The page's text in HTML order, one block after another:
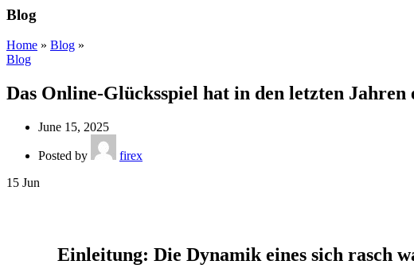
Blog
Home » Blog »
Blog
Das Online-Glücksspiel hat in den letzten
June 15, 2025
Posted by
firex
15 Jun
Einleitung: Die Dynamik eines sich rasch